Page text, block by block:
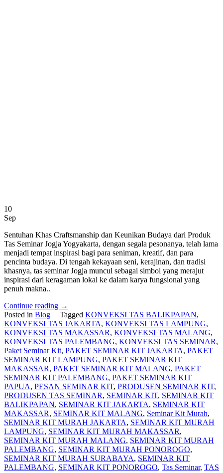
10
Sep
Sentuhan Khas Craftsmanship dan Keunikan Budaya dari Produk
Tas Seminar Jogja Yogyakarta, dengan segala pesonanya, telah lama
menjadi tempat inspirasi bagi para seniman, kreatif, dan para
pencinta budaya. Di tengah kekayaan seni, kerajinan, dan tradisi
khasnya, tas seminar Jogja muncul sebagai simbol yang merajut
inspirasi dari keragaman lokal ke dalam karya fungsional yang
penuh makna..
Continue reading →
Posted in Blog | Tagged KONVEKSI TAS BALIKPAPAN,
KONVEKSI TAS JAKARTA, KONVEKSI TAS LAMPUNG,
KONVEKSI TAS MAKASSAR, KONVEKSI TAS MALANG,
KONVEKSI TAS PALEMBANG, KONVEKSI TAS SEMINAR,
Paket Seminar Kit, PAKET SEMINAR KIT JAKARTA, PAKET
SEMINAR KIT LAMPUNG, PAKET SEMINAR KIT
MAKASSAR, PAKET SEMINAR KIT MALANG, PAKET
SEMINAR KIT PALEMBANG, PAKET SEMINAR KIT
PAPUA, PESAN SEMINAR KIT, PRODUSEN SEMINAR KIT,
PRODUSEN TAS SEMINAR, SEMINAR KIT, SEMINAR KIT
BALIKPAPAN, SEMINAR KIT JAKARTA, SEMINAR KIT
MAKASSAR, SEMINAR KIT MALANG, Seminar Kit Murah,
SEMINAR KIT MURAH JAKARTA, SEMINAR KIT MURAH
LAMPUNG, SEMINAR KIT MURAH MAKASSAR,
SEMINAR KIT MURAH MALANG, SEMINAR KIT MURAH
PALEMBANG, SEMINAR KIT MURAH PONOROGO,
SEMINAR KIT MURAH SURABAYA, SEMINAR KIT
PALEMBANG, SEMINAR KIT PONOROGO, Tas Seminar, TAS